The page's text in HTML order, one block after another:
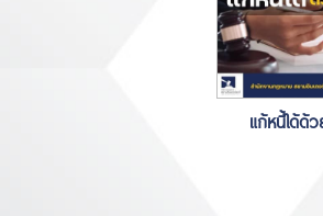
แก้หนี้ได้ด้